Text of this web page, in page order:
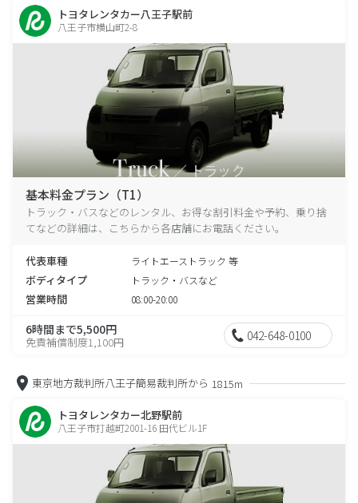
トヨタレンタカー八王子駅前
八王子市横山町2-8
基本料金プラン（T1）
トラック・バスなどのレンタル、お得な割引料金や予約、乗り捨
てなどの詳細は、こちらから各店舗にお電話ください。
代表車種 ライトエーストラック 等
ボディタイプ トラック・バスなど
営業時間 08:00-20:00
6時間まで5,500円
免責補償制度1,100円 042-648-0100
東京地方裁判所八王子簡易裁判所から 1815m
トヨタレンタカー北野駅前
八王子市打越町2001-16 田代ビル1F